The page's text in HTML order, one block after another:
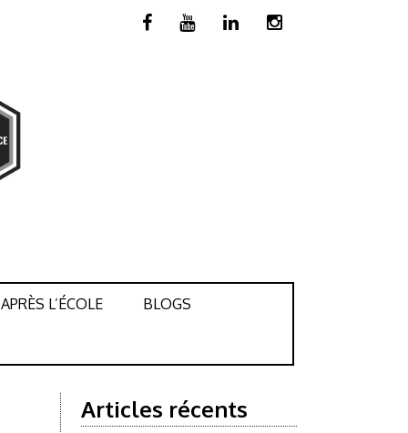
APRÈS L’ÉCOLE BLOGS
Articles récents